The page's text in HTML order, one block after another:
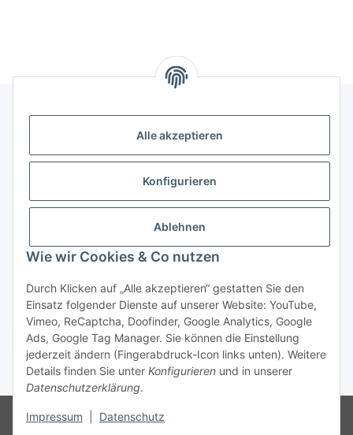
Alle akzeptieren
Konfigurieren
Ablehnen
Wie wir Cookies & Co nutzen
Durch Klicken auf „Alle akzeptieren“ gestatten Sie den
Einsatz folgender Dienste auf unserer Website: YouTube,
Vimeo, ReCaptcha, Doofinder, Google Analytics, Google
Ads, Google Tag Manager. Sie können die Einstellung
jederzeit ändern (Fingerabdruck-Icon links unten). Weitere
Details finden Sie unter Konfigurieren und in unserer
Datenschutzerklärung.
Impressum Datenschutz
Gesetzliche Informationen
Bestellung wiederrufen
* Alle Preise inkl. gesetzlicher USt., zzgl.Versand
Besucherzähler: 74768228